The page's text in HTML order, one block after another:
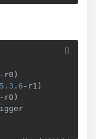
- r0 )
5.3 .6 - r1 )
- r0 )